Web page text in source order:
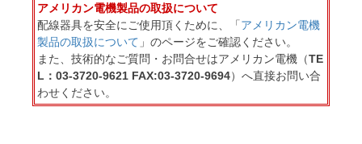
アメリカン電機製品の取扱について
配線器具を安全にご使用頂くために、「アメリカン電機
製品の取扱について 」のページをご確認ください。
また、技術的なご質問・お問合せはアメリカン電機（TE
L：03-3720-9621 FAX:03-3720-9694）へ直接お問い合
わせください。